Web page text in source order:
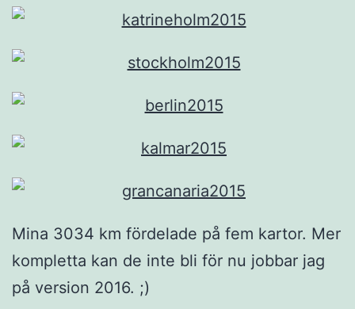
Mina 3034 km fördelade på fem kartor. Mer
kompletta kan de inte bli för nu jobbar jag
på version 2016. ;)